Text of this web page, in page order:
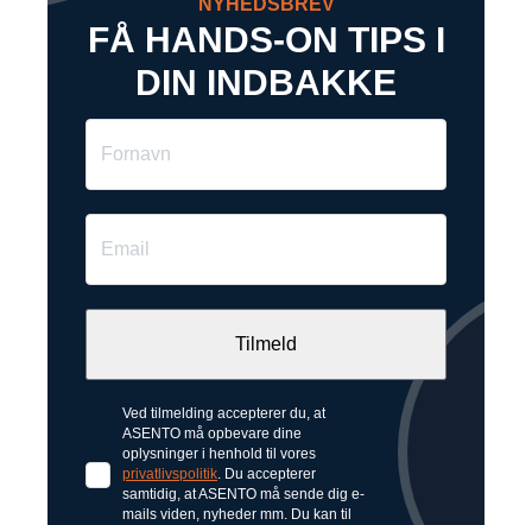
NYHEDSBREV
FÅ HANDS-ON TIPS I
DIN INDBAKKE
Ved tilmelding accepterer du, at
ASENTO må opbevare dine
oplysninger i henhold til vores
privatlivspolitik. Du accepterer
samtidig, at ASENTO må sende dig e-
mails viden, nyheder mm. Du kan til